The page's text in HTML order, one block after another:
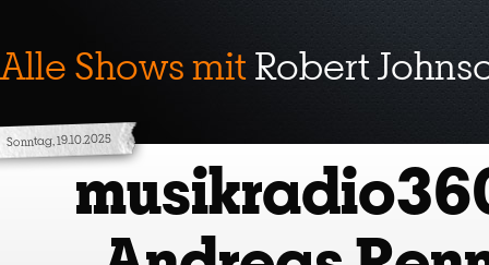
Alle Shows mitRobert
Sonntag, 19.10.2025